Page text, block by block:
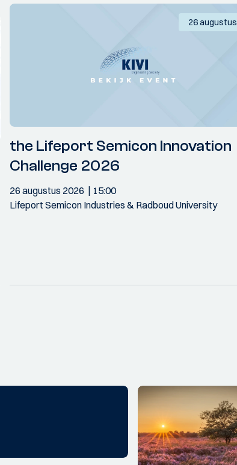
26 augustus
the Lifeport Semicon Innovation
Challenge 2026
26 augustus 2026
15:00
Lifeport Semicon Industries & Radboud University